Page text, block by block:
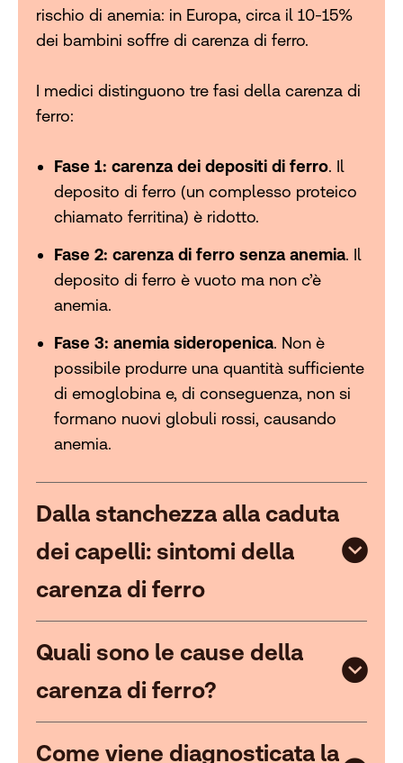
rischio di anemia: in Europa, circa il 10-15%
dei bambini soffre di carenza di ferro.
I medici distinguono tre fasi della carenza di
ferro:
Fase 1: carenza dei depositi di ferro. Il
deposito di ferro (un complesso proteico
chiamato ferritina) è ridotto.
Fase 2: carenza di ferro senza anemia. Il
deposito di ferro è vuoto ma non c’è
anemia.
Fase 3: anemia sideropenica. Non è
possibile produrre una quantità sufficiente
di emoglobina e, di conseguenza, non si
formano nuovi globuli rossi, causando
anemia.
Dalla stanchezza alla caduta
dei capelli: sintomi della
carenza di ferro
Quali sono le cause della
carenza di ferro?
Come viene diagnosticata la